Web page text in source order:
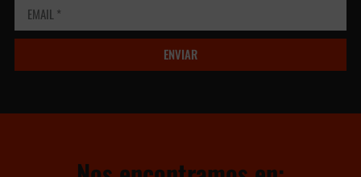
ENVIAR